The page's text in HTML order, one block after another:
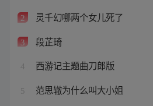
2 灵千幻哪两个女儿死了
3 段芷琦
4 西游记主题曲刀郎版
5 范思辙为什么叫大小姐